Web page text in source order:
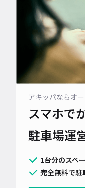
アキッパならオ
スマホで
駐車場運
1台分のスペ
完全無料で駐